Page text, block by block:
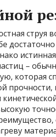
–
которая